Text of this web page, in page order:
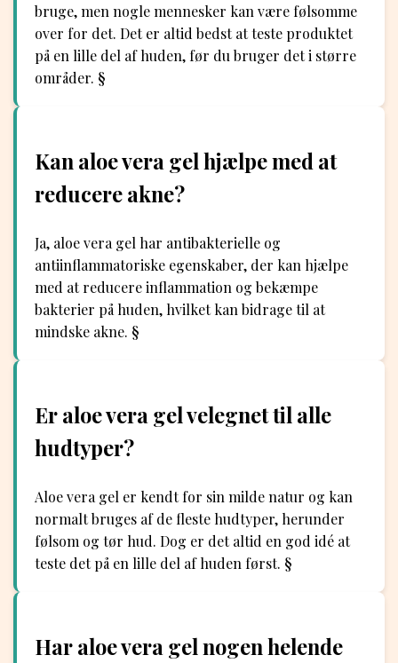
bruge, men nogle mennesker kan være følsomme
over for det. Det er altid bedst at teste produktet
på en lille del af huden, før du bruger det i større
områder. §
Kan aloe vera gel hjælpe med at
reducere akne?
Ja, aloe vera gel har antibakterielle og
antiinflammatoriske egenskaber, der kan hjælpe
med at reducere inflammation og bekæmpe
bakterier på huden, hvilket kan bidrage til at
mindske akne. §
Er aloe vera gel velegnet til alle
hudtyper?
Aloe vera gel er kendt for sin milde natur og kan
normalt bruges af de fleste hudtyper, herunder
følsom og tør hud. Dog er det altid en god idé at
teste det på en lille del af huden først. §
Har aloe vera gel nogen helende